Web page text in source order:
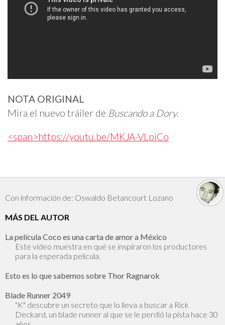
NOTA ORIGINAL
Mira el nuevo tráiler de Buscando a Dory.
<span>https://youtu.be/MKJA-VLpiCo
Con información de: Oswaldo Betancourt Lozano
MÁS DEL AUTOR
La película Coco es una carta de amor a México
Este video muestra en qué se inspiraron los productores
para la esperada película.
Esto es lo que sabemos sobre Thor Ragnarok
Blade Runner 2049
"K" descubre un secreto que lo lleva a buscar a Rick
Deckard, un blade runner al que se le perdió la pista hace 30